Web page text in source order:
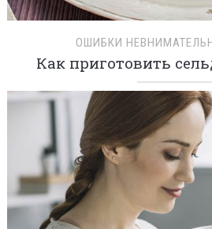
ОШИБКИ
Как приготовить